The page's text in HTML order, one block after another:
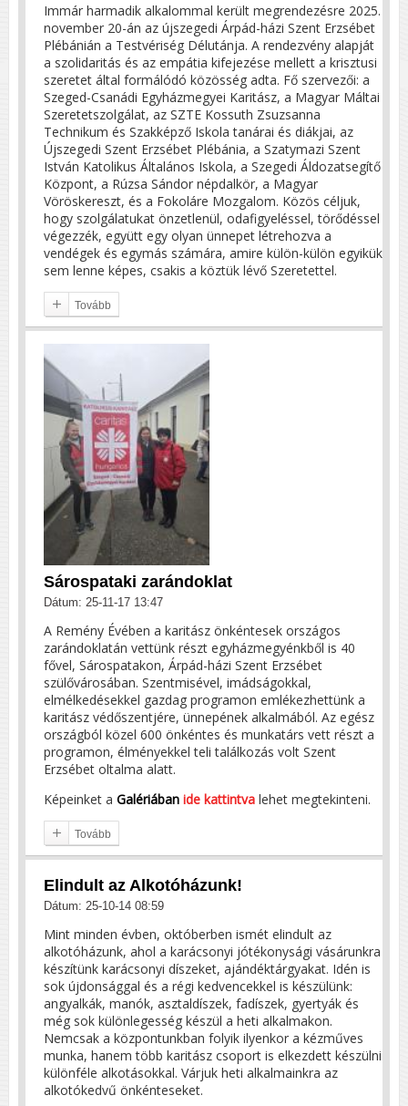
Immár harmadik alkalommal került megrendezésre 2025.
november 20-án az újszegedi Árpád-házi Szent Erzsébet
Plébánián a Testvériség Délutánja. A rendezvény alapját
a szolidaritás és az empátia kifejezése mellett a krisztusi
szeretet által formálódó közösség adta. Fő szervezői: a
Szeged-Csanádi Egyházmegyei Karitász, a Magyar Máltai
Szeretetszolgálat, az SZTE Kossuth Zsuzsanna
Technikum és Szakképző Iskola tanárai és diákjai, az
Újszegedi Szent Erzsébet Plébánia, a Szatymazi Szent
István Katolikus Általános Iskola, a Szegedi Áldozatsegítő
Központ, a Rúzsa Sándor népdalkör, a Magyar
Vöröskereszt, és a Fokoláre Mozgalom. Közös céljuk,
hogy szolgálatukat önzetlenül, odafigyeléssel, törődéssel
végezzék, együtt egy olyan ünnepet létrehozva a
vendégek és egymás számára, amire külön-külön egyikük
sem lenne képes, csakis a köztük lévő Szeretettel.
Tovább
Sárospataki zarándoklat
Dátum: 25-11-17 13:47
A Remény Évében a karitász önkéntesek országos
zarándoklatán vettünk részt egyházmegyénkből is 40
fővel, Sárospatakon, Árpád-házi Szent Erzsébet
szülővárosában. Szentmisével, imádságokkal,
elmélkedésekkel gazdag programon emlékezhettünk a
karitász védőszentjére, ünnepének alkalmából. Az egész
országból közel 600 önkéntes és munkatárs vett részt a
programon, élményekkel teli találkozás volt Szent
Erzsébet oltalma alatt.
Képeinket a Galériában ide kattintva lehet megtekinteni.
Tovább
Elindult az Alkotóházunk!
Dátum: 25-10-14 08:59
Mint minden évben, októberben ismét elindult az
alkotóházunk, ahol a karácsonyi jótékonysági vásárunkra
készítünk karácsonyi díszeket, ajándéktárgyakat. Idén is
sok újdonsággal és a régi kedvencekkel is készülünk:
angyalkák, manók, asztaldíszek, fadíszek, gyertyák és
még sok különlegesség készül a heti alkalmakon.
Nemcsak a központunkban folyik ilyenkor a kézműves
munka, hanem több karitász csoport is elkezdett készülni
különféle alkotásokkal. Várjuk heti alkalmainkra az
alkotókedvű önkénteseket.